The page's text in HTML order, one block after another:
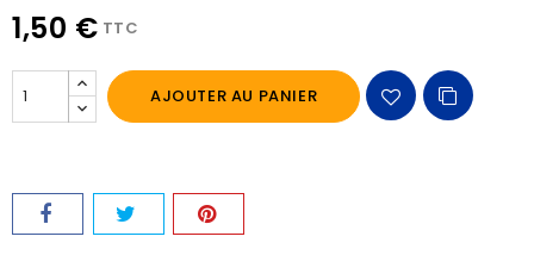
1,50 € TTC
AJOUTER AU PANIER